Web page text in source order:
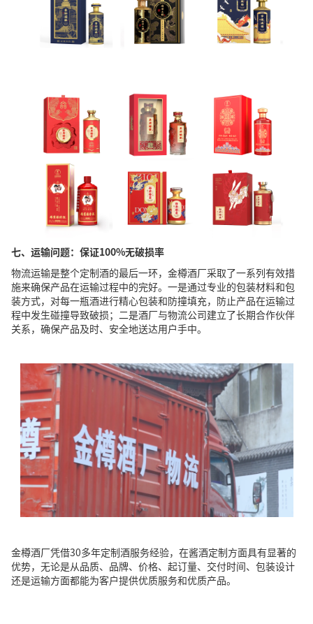
七、运输问题：保证100%无破损率
物流运输是整个定制酒的最后一环，金樽酒厂采取了一系列有效措
施来确保产品在运输过程中的完好。一是通过专业的包装材料和包
装方式，对每一瓶酒进行精心包装和防撞填充，防止产品在运输过
程中发生碰撞导致破损；二是酒厂与物流公司建立了长期合作伙伴
关系，确保产品及时、安全地送达用户手中。
金樽酒厂凭借30多年定制酒服务经验，在酱酒定制方面具有显著的
优势，无论是从品质、品牌、价格、起订量、交付时间、包装设计
还是运输方面都能为客户提供优质服务和优质产品。